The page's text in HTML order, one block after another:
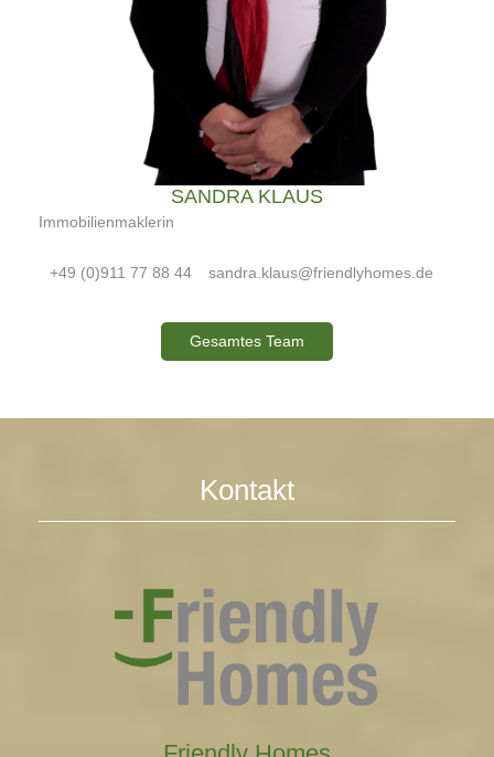
SANDRA KLAUS
Immobilienmaklerin
+49 (0)911 77 88 44 sandra.klaus@friendlyhomes.de
Gesamtes Team
Kontakt